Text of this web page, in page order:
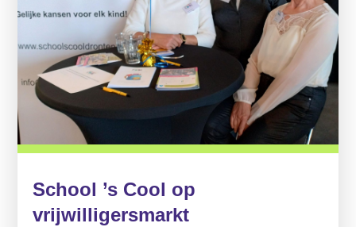
School ’s Cool op
vrijwilligersmarkt